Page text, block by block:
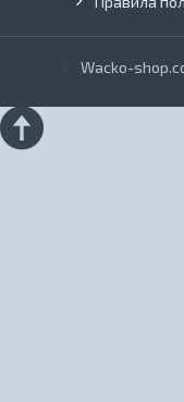
Wacko-